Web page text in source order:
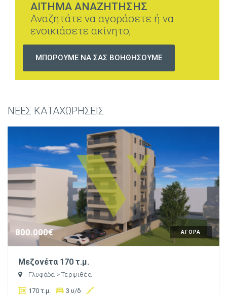
ΑΙΤΗΜΑ ΑΝΑΖΗΤΗΣΗΣ
Αναζητάτε να αγοράσετε ή να
ενοικιάσετε ακίνητο;
ΜΠΟΡΟΥΜΕ ΝΑ ΣΑΣ ΒΟΗΘΗΣΟΥΜΕ
ΝΕΕΣ ΚΑΤΑΧΩΡΗΣΕΙΣ
ΑΓΟΡΑ
800.000€
Μεζονέτα 170 τ.μ.
Γλυφάδα > Τερψιθέα
170 τ.μ. 3 υ/δ